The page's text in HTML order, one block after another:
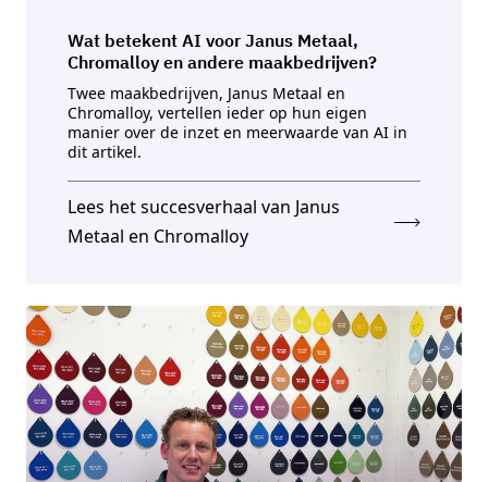
Wat betekent AI voor Janus Metaal,
Chromalloy en andere maakbedrijven?
Twee maakbedrijven, Janus Metaal en
Chromalloy, vertellen ieder op hun eigen
manier over de inzet en meerwaarde van AI in
dit artikel.
Lees het succesverhaal van Janus
Metaal en Chromalloy